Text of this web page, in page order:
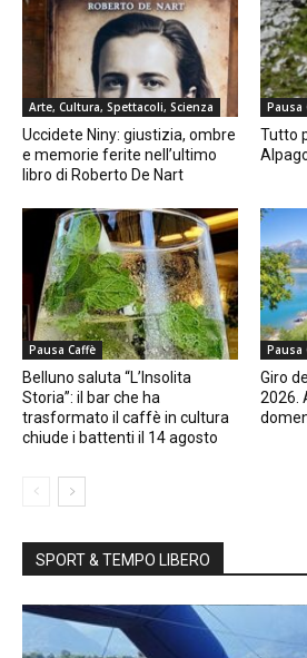
Arte, Cultura, Spettacoli, Scienza
Uccidete Niny: giustizia, ombre
e memorie ferite nell’ultimo
libro di Roberto De Nart
Pausa
Tutto
Pausa Caffè
Belluno saluta “L’Insolita
Storia”: il bar che ha
trasformato il caffè in cultura
chiude i battenti il 14 agosto
Pausa
Giro
2026.
SPORT & TEMPO LIBERO